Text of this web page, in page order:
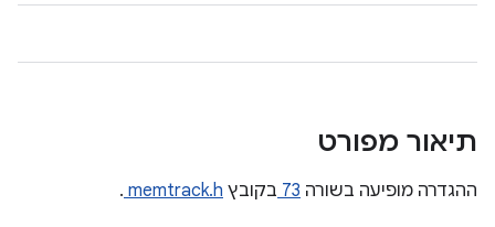
תיאור מפורט
ההגדרה מופיעה בשורה 73 בקובץ memtrack.h
.